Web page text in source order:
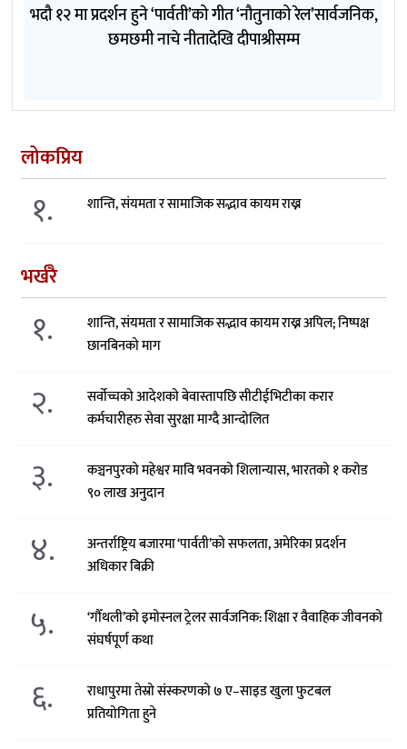
भदौ १२ मा प्रदर्शन हुने ‘पार्वती’को गीत ‘नौतुनाको रेल’सार्वजनिक,
छमछमी नाचे नीतादेखि दीपाश्रीसम्म
लोकप्रिय
१. शान्ति, संयमता र सामाजिक सद्भाव कायम राख्न
भर्खरै
१.
शान्ति, संयमता र सामाजिक सद्भाव कायम राख्न अपिल; निष्पक्ष
छानबिनको माग
२.
सर्वोच्चको आदेशको बेवास्तापछि सीटीईभिटीका करार
कर्मचारीहरु सेवा सुरक्षा माग्दै आन्दोलित
३.
कञ्चनपुरको महेश्वर मावि भवनको शिलान्यास, भारतको १ करोड
९० लाख अनुदान
४.
अन्तर्राष्ट्रिय बजारमा ‘पार्वती’को सफलता, अमेरिका प्रदर्शन
अधिकार बिक्री
५.
‘गौँथली’को इमोस्नल ट्रेलर सार्वजनिक: शिक्षा र वैवाहिक जीवनको
संघर्षपूर्ण कथा
६.
राधापुरमा तेस्रो संस्करणको ७ ए–साइड खुला फुटबल
प्रतियोगिता हुने